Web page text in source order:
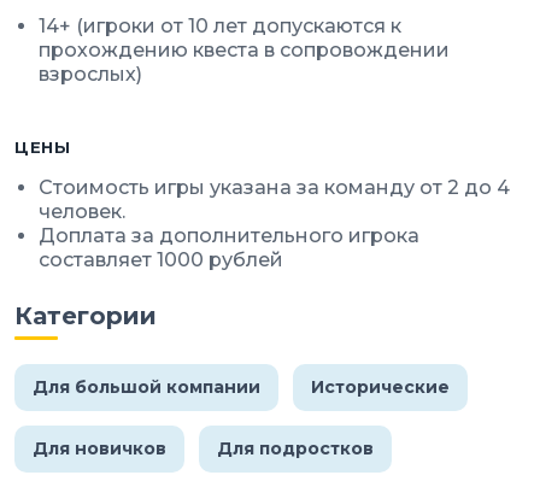
14+ (игроки от 10 лет допускаются к
прохождению квеста в сопровождении
взрослых)
ЦЕНЫ
Стоимость игры указана за команду от 2 до 4
человек.
Доплата за дополнительного игрока
составляет 1000 рублей
Категории
Для большой компании Исторические
Для новичков Для подростков